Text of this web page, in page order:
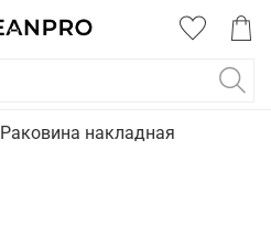
Раковина накладная